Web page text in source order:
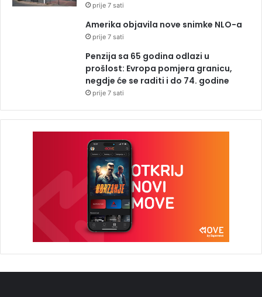
prije 7 sati
Amerika objavila nove snimke NLO-a
prije 7 sati
Penzija sa 65 godina odlazi u
prošlost: Evropa pomjera granicu,
negdje će se raditi i do 74. godine
prije 7 sati